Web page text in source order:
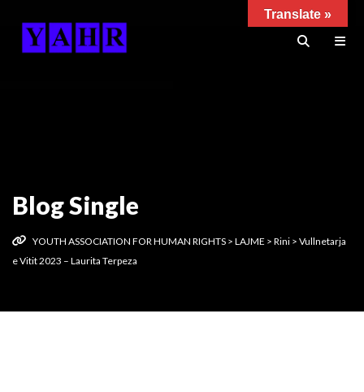
Blog Single
YOUTH ASSOCIATION FOR HUMAN RIGHTS > LAJME > Rini > Vullnetarja
e Vitit 2023 – Laurita Terpeza
Translate »